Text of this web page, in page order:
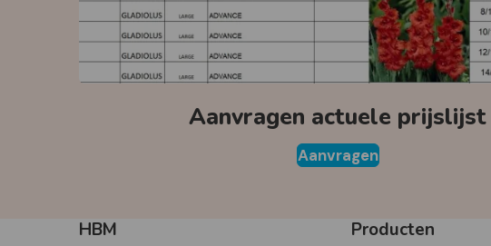
Aanvragen actuele prijslijst
Aanvragen
HBM Producten